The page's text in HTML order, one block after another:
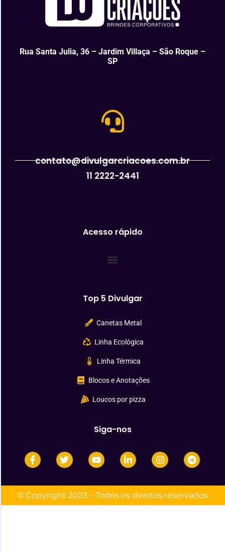
Rua Santa Julia, 36 – Jardim Villaça – São Roque –
SP
contato@divulgarcriacoes.com.br
11 2222-2441
Acesso rápido
Top 5 Divulgar
Canetas Metal
Linha Ecológica
Linha Térmica
Blocos e Anotações
Loucos por pizza
Siga-nos
© Copyright 2023 – Todos os direitos reservados